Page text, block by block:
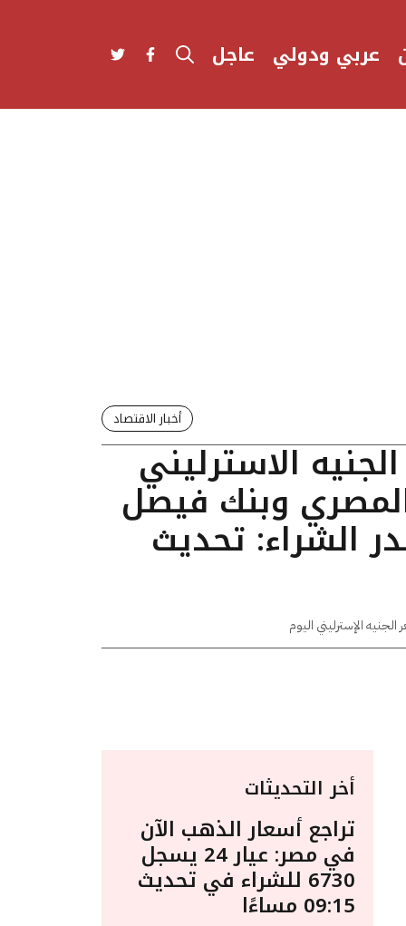
عربي ودولي عاجل
أخبار الاقتصاد
الاسترليني
وبنك فيصل
الشراء: تحديث
الجنيه الإسترليني اليوم
أخر التحديثات
تراجع أسعار الذهب الآن
في مصر: عيار 24 يسجل
6730 للشراء في تحديث
09:15 مساءًا